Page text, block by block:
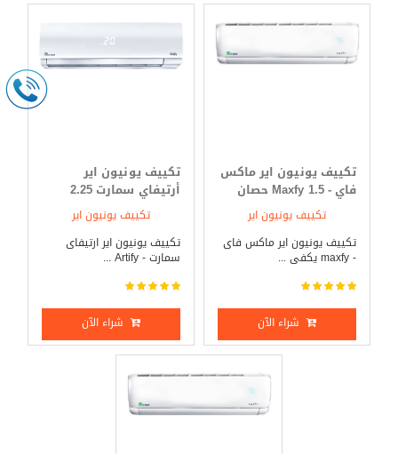
تكييف يونيون اير ماكس
فاي - Maxfy 1.5 حصان
بارد _ ساخن
تكييف يونيون اير
تكييف يونيون اير ماكس فاى
- maxfy يكفى ...
شراء الآن
تكييف يونيون اير
أرتيفاي سمارت 2.25
حصان بارد _ ساخن
تكييف يونيون اير
تكييف يونيون اير ارتيفاى
سمارت - Artify ...
شراء الآن